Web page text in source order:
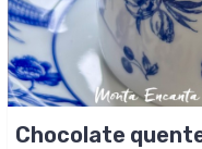
Chocolate